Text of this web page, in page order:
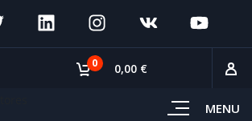
MENU
0 0,00 €